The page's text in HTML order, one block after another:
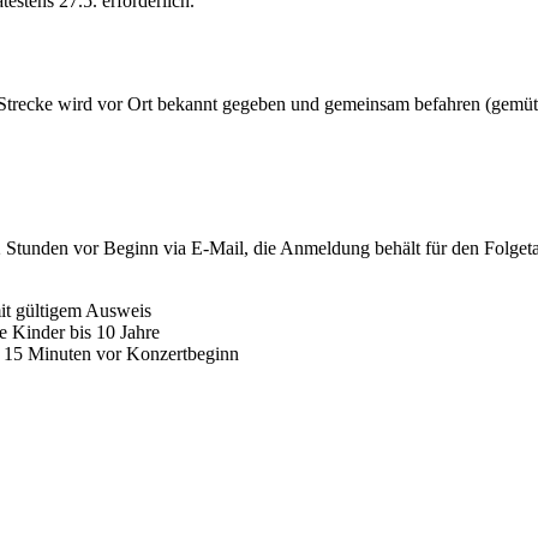
wird vor Ort bekannt gegeben und gemeinsam befahren
Stunden vor Beginn via E-Mail, die Anmeldung behält für den
gültigem Ausweis
Kinder bis 10 Jahre
Minuten vor Konzertbeginn